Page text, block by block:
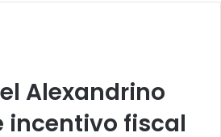
Alexandrino
incentivo fiscal